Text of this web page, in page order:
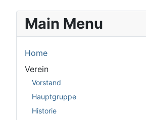
Main Menu
Home
Verein
Vorstand
Hauptgruppe
Historie